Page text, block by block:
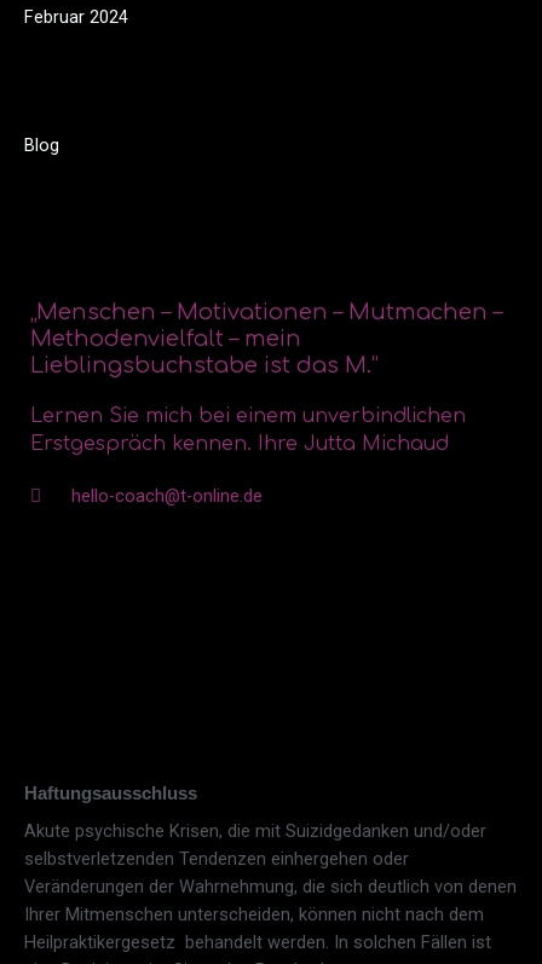
Februar 2024
Blog
„Menschen – Motivationen – Mutmachen –
Methodenvielfalt – mein
Lieblingsbuchstabe ist das M.“
Lernen Sie mich bei einem unverbindlichen
Erstgespräch kennen. Ihre Jutta Michaud
hello-coach@t-online.de
Haftungsausschluss
Akute psychische Krisen, die mit Suizidgedanken und/oder
selbstverletzenden Tendenzen einhergehen oder
Veränderungen der Wahrnehmung, die sich deutlich von denen
Ihrer Mitmenschen unterscheiden, können nicht nach dem
Heilpraktikergesetz behandelt werden. In solchen Fällen ist